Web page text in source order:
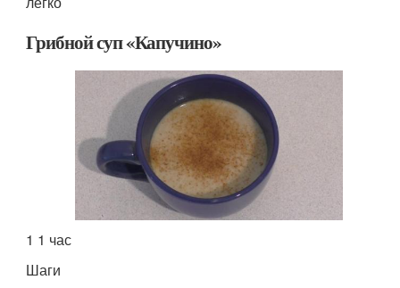
Грибной суп «Капучино»
1 1 час
Шаги